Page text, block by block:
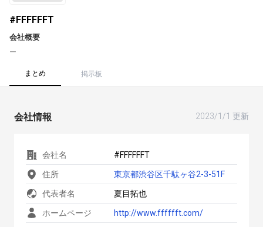
#FFFFFFT
会社概要
ー
まとめ 掲示板
会社情報 2023/1/1 更新
会社名 #FFFFFFT
住所 東京都渋谷区千駄ヶ谷2-3-51F
代表者名 夏目拓也
ホームページ http://www.fffffft.com/